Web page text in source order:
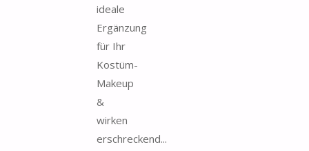
ideale
Ergänzung
für Ihr
Kostüm-
Makeup
&
wirken
erschreckend...